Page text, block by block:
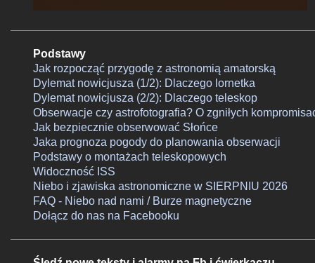
Podstawy
Jak rozpocząć przygodę z astronomią amatorską
Dylemat nowicjusza (1/2): Dlaczego lornetka
Dylemat nowicjusza (2/2): Dlaczego teleskop
Obserwacje czy astrofotografia? O zgniłych
Jak bezpiecznie obserwować Słońce
Jaka prognoza pogody do planowania obserwacji
Podstawy o montażach teleskopowych
Widoczność ISS
Niebo i zjawiska astronomiczne w SIERPNIU 2026
FAQ - Niebo nad nami / Burze magnetyczne
Dołącz do nas na Facebooku